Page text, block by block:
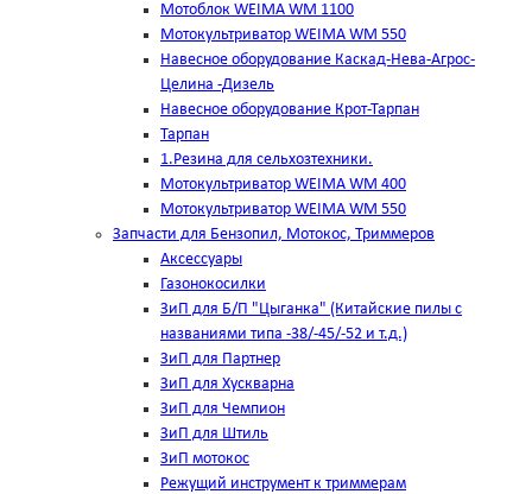
Мотоблок WEIMA WM 1100
Мотокультриватор WEIMA WM 550
Навесное оборудование Каскад-Нева-Агрос-
Целина -Дизель
Навесное оборудование Крот-Тарпан
Тарпан
1.Резина для сельхозтехники.
Мотокультриватор WEIMA WM 400
Мотокультриватор WEIMA WM 550
Запчасти для Бензопил, Мотокос, Триммеров
Аксессуары
Газонокосилки
ЗиП для Б/П "Цыганка" (Китайские пилы с
названиями типа -38/-45/-52 и т.д.)
ЗиП для Партнер
ЗиП для Хускварна
ЗиП для Чемпион
ЗиП для Штиль
ЗиП мотокос
Режущий инструмент к триммерам